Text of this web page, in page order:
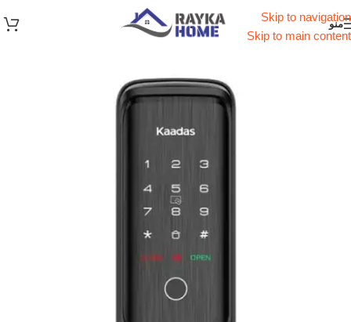
Skip to navigation
Skip to main content
منو